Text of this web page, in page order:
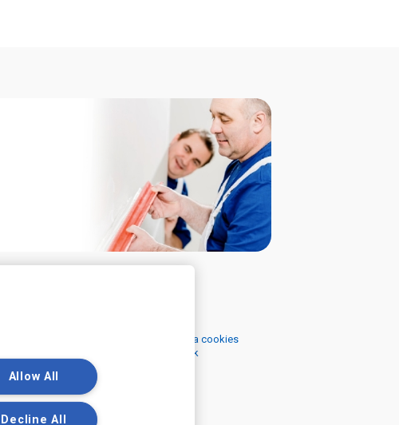
Souhlas se zpracováním osobních údajů a cookies
Souhlas se zpracováním osobních údajů k
marketingovým účelům
Allow All
Decline All